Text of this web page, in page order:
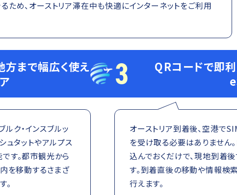
め、オーストリア滞在中も快適にインターネットをご利用
まで幅広く使え
ク・インスブルッ
ュタットやアルプス
す。都市観光から
を移動するさまざ
。
3
QRコードで即
オーストリア到着後、空港で
を受け取る必要はありません
込んでおくだけで、現地到着
す。到着直後の移動や情報検
行えます。